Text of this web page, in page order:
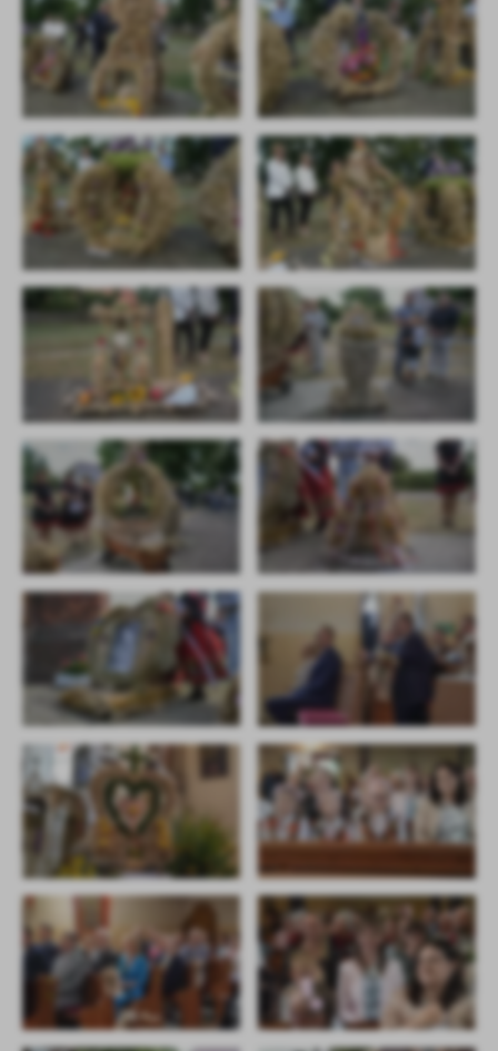
zwyczajów dotyczących przeglądanej witryny internetowej. Treści
promocyjne mogą pojawić się na stronach podmiotów trzecich lub
firm będących naszymi partnerami oraz innych dostawców usług.
Firmy te działają w charakterze pośredników prezentujących nasze
treści w postaci wiadomości, ofert, komunikatów mediów
społecznościowych.